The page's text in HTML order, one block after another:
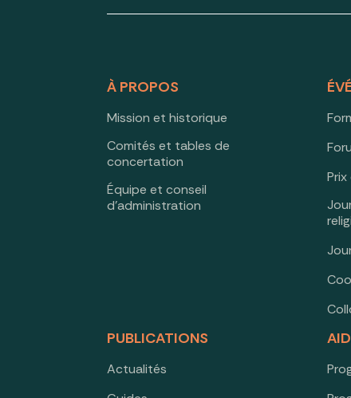
À PROPOS
Mission et historique
Comités et tables de
concertation
Équipe et conseil
d’administration
PUBLICATIONS
Actualités